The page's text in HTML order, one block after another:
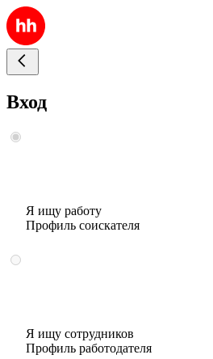
Вход
Я ищу работу
Профиль соискателя
Я ищу сотрудников
Профиль работодателя